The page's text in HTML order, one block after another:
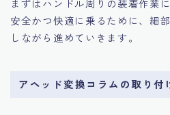
まずはハンドル周りの装着作業
安全かつ快適に乗るために、細
しながら進めていきます。
アヘッド変換コラムの取り付